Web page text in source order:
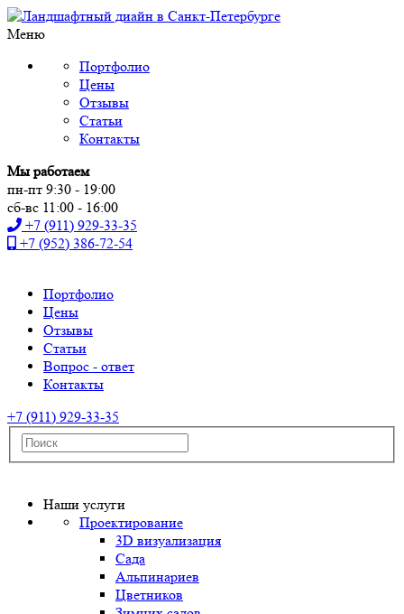
Меню
Портфолио
Цены
Отзывы
Статьи
Контакты
Мы работаем
пн-пт 9:30 - 19:00
сб-вс 11:00 - 16:00
+7 (911) 929-33-35
+7 (952) 386-72-54
Портфолио
Цены
Отзывы
Статьи
Вопрос - ответ
Контакты
+7 (911) 929-33-35
Наши услуги
Проектирование
3D визуализация
Сада
Альпинариев
Цветников